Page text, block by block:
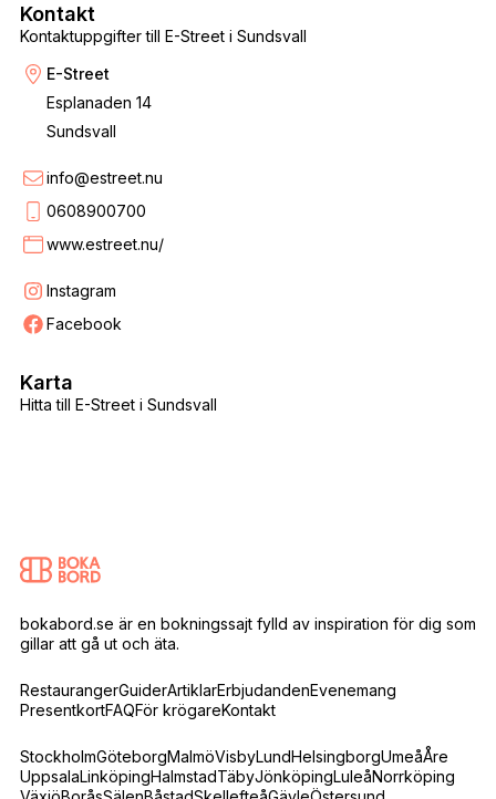
Kontaktuppgifter till E-Street i Sundsvall
Kontakt
E-Street
Esplanaden 14
Sundsvall
info@estreet.nu
0608900700
www.estreet.nu/
Instagram
Facebook
Hitta till E-Street i Sundsvall
Karta
bokabord.se är en bokningssajt fylld av inspiration för dig som
gillar att gå ut och äta.
RestaurangerGuiderArtiklarErbjudandenEvenemang
PresentkortFAQFör krögareKontakt
StockholmGöteborgMalmöVisbyLundHelsingborgUmeåÅre
UppsalaLinköpingHalmstadTäbyJönköpingLuleåNorrköping